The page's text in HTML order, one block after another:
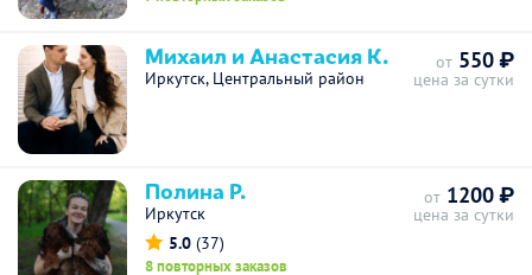
Михаил и Анастасия К.
Иркутск, Центральный район
от 550 ₽
цена за сутки
Полина Р.
Иркутск
5.0 (37)
8 повторных заказов
от 1200 ₽
цена за сутки